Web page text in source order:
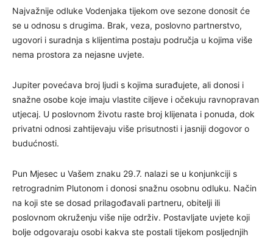
Najvažnije odluke Vodenjaka tijekom ove sezone donosit će
se u odnosu s drugima. Brak, veza, poslovno partnerstvo,
ugovori i suradnja s klijentima postaju područja u kojima više
nema prostora za nejasne uvjete.
Jupiter povećava broj ljudi s kojima surađujete, ali donosi i
snažne osobe koje imaju vlastite ciljeve i očekuju ravnopravan
utjecaj. U poslovnom životu raste broj klijenata i ponuda, dok
privatni odnosi zahtijevaju više prisutnosti i jasniji dogovor o
budućnosti.
Pun Mjesec u Vašem znaku 29.7. nalazi se u konjunkciji s
retrogradnim Plutonom i donosi snažnu osobnu odluku. Način
na koji ste se dosad prilagođavali partneru, obitelji ili
poslovnom okruženju više nije održiv. Postavljate uvjete koji
bolje odgovaraju osobi kakva ste postali tijekom posljednjih